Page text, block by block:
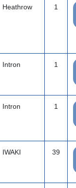
Heathrow 1
Intron 1
Intron 1
IWAKI 39